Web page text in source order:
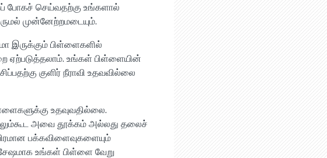
போகச் செய்வதற்கு உங்களால்
முன்னேற்றமடையும்.
இருக்கும் பிள்ளைகளில்
ஏற்படுத்தலாம். உங்கள் பிள்ளையின்
குளிர் நீராவி உதவவில்லை
உதவுவதில்லை.
அவை தூக்கம் அல்லது தலைச்
பக்கவிளைவுகளையும்
உங்கள் பிள்ளை வேறு